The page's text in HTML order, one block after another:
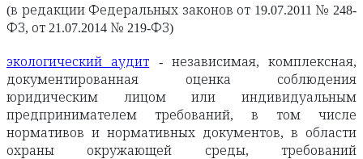
(в редакции Федеральных законов от 19.07.2011 № 248-
ФЗ, от 21.07.2014 № 219-ФЗ)
экологический аудит - независимая, комплексная,
документированная оценка соблюдения
юридическим лицом или индивидуальным
предпринимателем требований, в том числе
нормативов и нормативных документов, в области
охраны окружающей среды, требований